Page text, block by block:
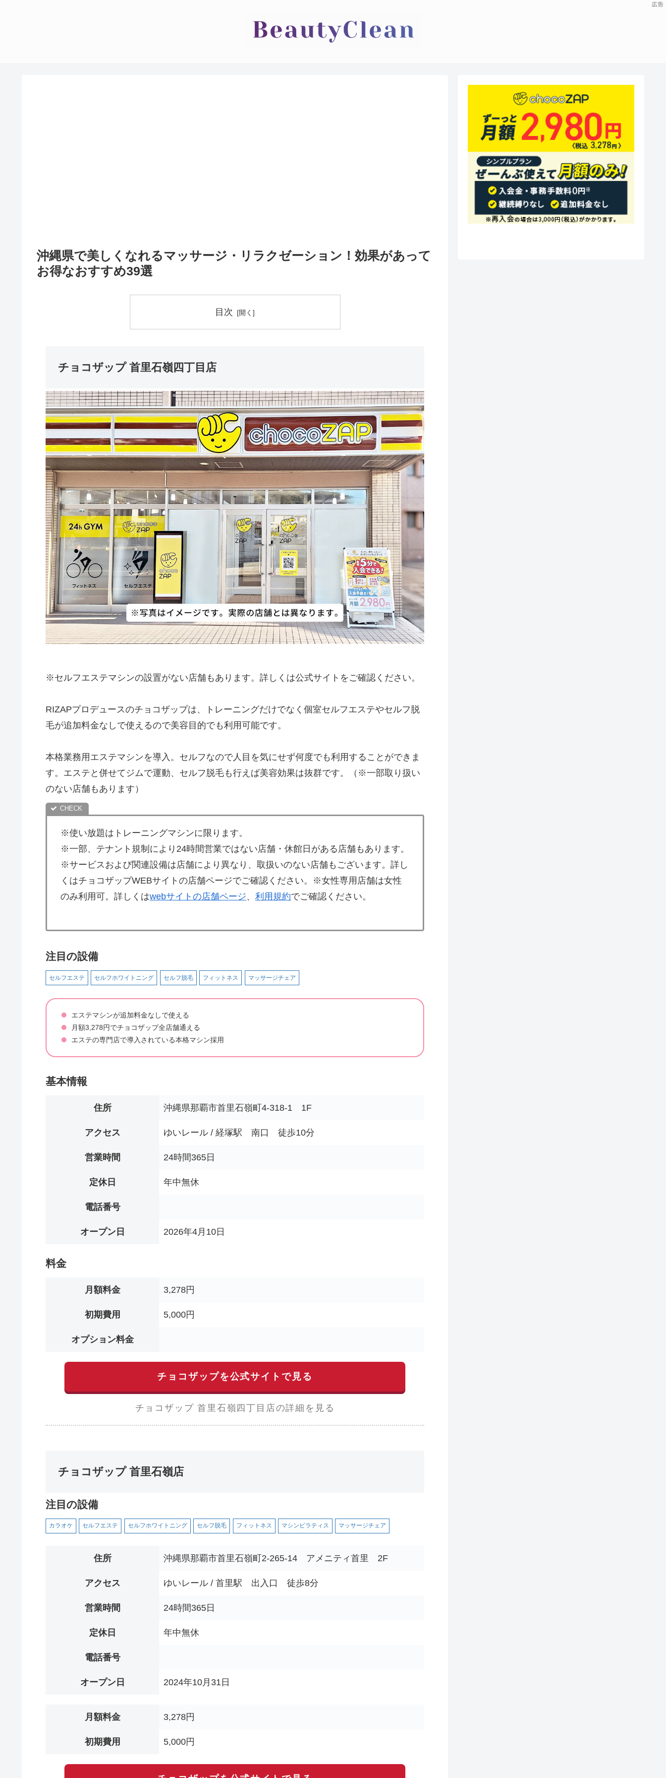
沖縄県で美しくなれるマッサージ・リラクゼーション！効果があって
お得なおすすめ39選
目次
チョコザップ 首里石嶺四丁目店
※セルフエステマシンの設置がない店舗もあります。詳しくは公式サイトをご確認ください。
RIZAPプロデュースのチョコザップは、トレーニングだけでなく個室セルフエステやセルフ脱
毛が追加料金なしで使えるので美容目的でも利用可能です。
本格業務用エステマシンを導入。セルフなので人目を気にせず何度でも利用することができま
す。エステと併せてジムで運動、セルフ脱毛も行えば美容効果は抜群です。（※一部取り扱い
のない店舗もあります）
※使い放題はトレーニングマシンに限ります。
※一部、テナント規制により24時間営業ではない店舗・休館日がある店舗もあります。
※サービスおよび関連設備は店舗により異なり、取扱いのない店舗もございます。詳し
くはチョコザップWEBサイトの店舗ページでご確認ください。※女性専用店舗は女性
のみ利用可。詳しくはwebサイトの店舗ページ、 利用規約でご確認ください。
注目の設備
セルフエステ セルフホワイトニング セルフ脱毛 フィットネス マッサージチェア
エステマシンが追加料金なしで使える
月額3,278円でチョコザップ全店舗通える
エステの専門店で導入されている本格マシン採用
基本情報
住所 沖縄県那覇市首里石嶺町4-318-1 1F
アクセス ゆいレール / 経塚駅 南口 徒歩10分
営業時間 24時間365日
定休日 年中無休
電話番号
オープン日 2026年4月10日
料金
月額料金 3,278円
初期費用 5,000円
オプション料金
チョコザップを公式サイトで見る
チョコザップ 首里石嶺四丁目店の詳細を見る
チョコザップ 首里石嶺店
注目の設備
カラオケ セルフエステ セルフホワイトニング セルフ脱毛 フィットネス マシンピラティス マッサージチェア
住所 沖縄県那覇市首里石嶺町2-265-14 アメニティ首里 2F
アクセス ゆいレール / 首里駅 出入口 徒歩8分
営業時間 24時間365日
定休日 年中無休
電話番号
オープン日 2024年10月31日
月額料金 3,278円
初期費用 5,000円